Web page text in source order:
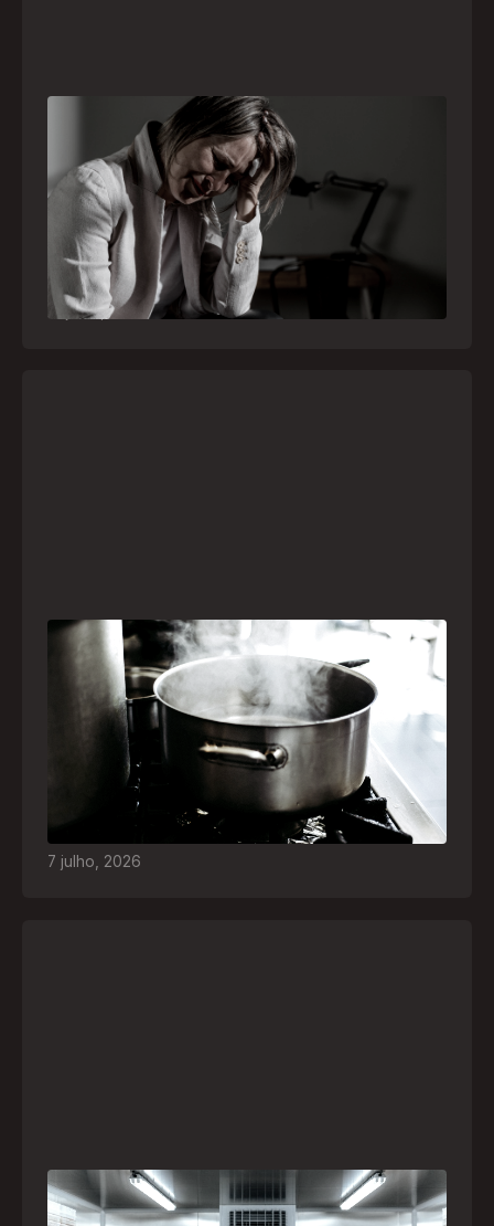
Crise psiquiátrica é urgência médica: saiba
como o SAMU atua nesses casos
Surtos, tentativas de suicídio e episódios de
agitação intensa são considerados urgências
médicas e devem receber atendimento
especializado pelo telefone 192
21 julho, 2026
Frio leva brasileiros a improvisar para se
aquecer e aumenta risco de queimaduras
dentro de casa
O inverno chegou e, com ele, práticas perigosas
para espantar o frio voltam a ser comuns. Saiba
quais são os riscos e como agir em caso de
7 julho 2026
A paranaense Vuelo Pharma é uma das 13